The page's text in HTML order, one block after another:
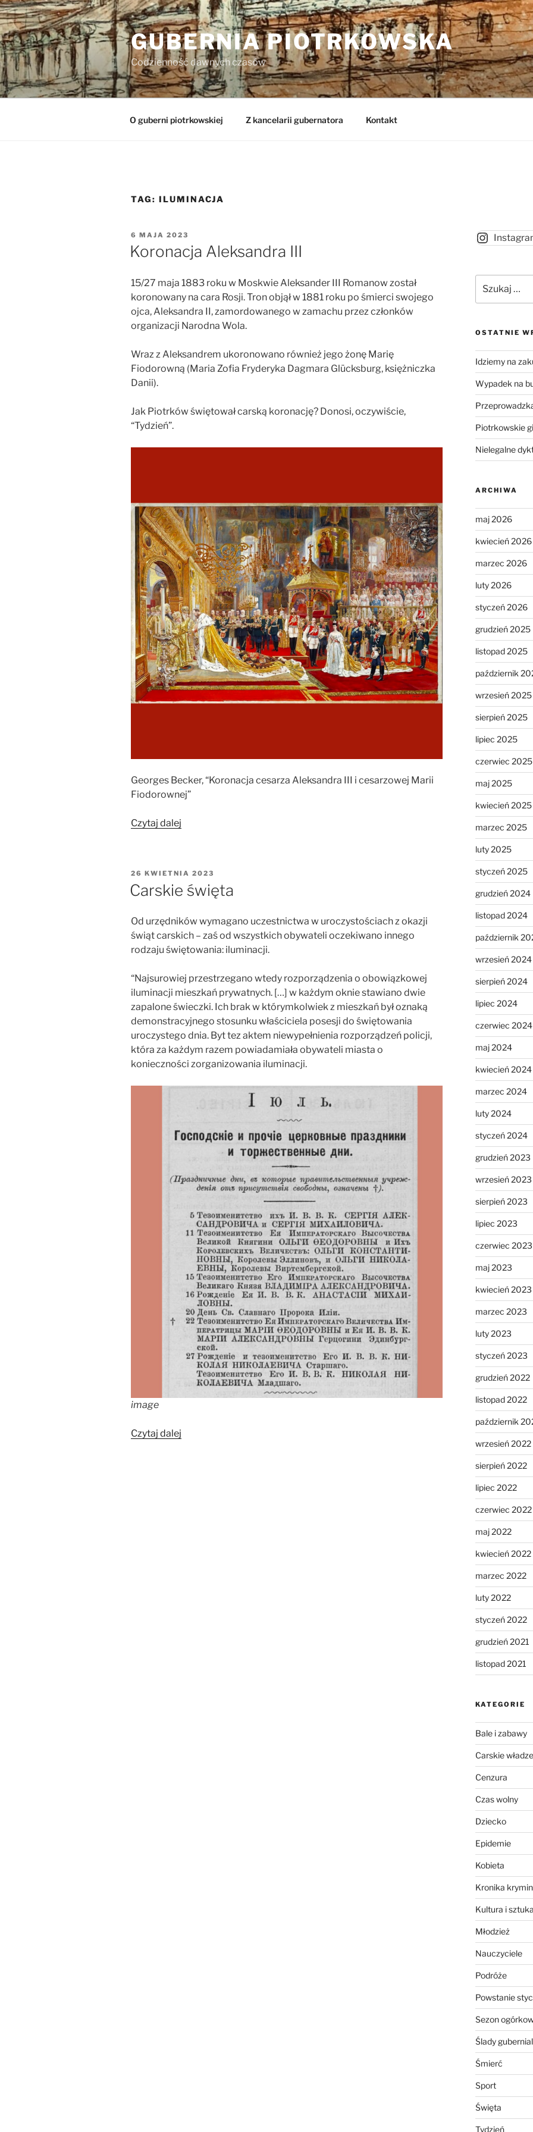
Przejdź
do
treści
GUBERNIA PIOTRKOWSKA
Codzienność dawnych czasów
O guberni piotrkowskiej Z kancelarii gubernatora Kontakt
TAG: ILUMINACJA
OPUBLIKOWANE
W
6 MAJA 2023
Koronacja Aleksandra III
15/27 maja 1883 roku w Moskwie Aleksander III Romanow został
koronowany na cara Rosji. Tron objął w 1881 roku po śmierci swojego
ojca, Aleksandra II, zamordowanego w zamachu przez członków
organizacji Narodna Wola.
Wraz z Aleksandrem ukoronowano również jego żonę Marię
Fiodorowną (Maria Zofia Fryderyka Dagmara Glücksburg, księżniczka
Danii).
Jak Piotrków świętował carską koronację? Donosi, oczywiście,
“Tydzień”.
Georges Becker, “Koronacja cesarza Aleksandra III i cesarzowej Marii
Fiodorownej”
Czytaj dalej
OPUBLIKOWANE
W
26 KWIETNIA 2023
Carskie święta
Od urzędników wymagano uczestnictwa w uroczystościach z okazji
świąt carskich – zaś od wszystkich obywateli oczekiwano innego
rodzaju świętowania: iluminacji.
“Najsurowiej przestrzegano wtedy rozporządzenia o obowiązkowej
iluminacji mieszkań prywatnych. […] w każdym oknie stawiano dwie
zapalone świeczki. Ich brak w którymkolwiek z mieszkań był oznaką
demonstracyjnego stosunku właściciela posesji do świętowania
uroczystego dnia. Byt tez aktem niewypełnienia rozporządzeń policji,
która za każdym razem powiadamiała obywateli miasta o
konieczności zorganizowania iluminacji.
image
Czytaj dalej
OSTATNIE
Idziemy na
Wypadek na
Piotrkowskie
Nielegalne
ARCHIWA
maj 2026
kwiecień 2026
marzec 2026
luty 2026
styczeń 2026
grudzień 2025
listopad 2025
październik
wrzesień 2025
sierpień 2025
lipiec 2025
czerwiec 2025
maj 2025
kwiecień 2025
marzec 2025
luty 2025
styczeń 2025
grudzień 2024
listopad 2024
październik
wrzesień 2024
sierpień 2024
lipiec 2024
czerwiec 2024
maj 2024
kwiecień 2024
marzec 2024
luty 2024
styczeń 2024
grudzień 2023
wrzesień 2023
sierpień 2023
lipiec 2023
czerwiec 2023
maj 2023
kwiecień 2023
marzec 2023
luty 2023
styczeń 2023
grudzień 2022
listopad 2022
październik
wrzesień 2022
sierpień 2022
lipiec 2022
czerwiec 2022
maj 2022
kwiecień 2022
marzec 2022
luty 2022
styczeń 2022
grudzień 2021
listopad 2021
KATEGORIE
Bale i zabawy
Carskie władze
Cenzura
Czas wolny
Dziecko
Epidemie
Kobieta
Kronika
Kultura i
Młodzież
Nauczyciele
Podróże
Powstanie
Sezon
Ślady
Śmierć
Sport
Święta
Tydzień